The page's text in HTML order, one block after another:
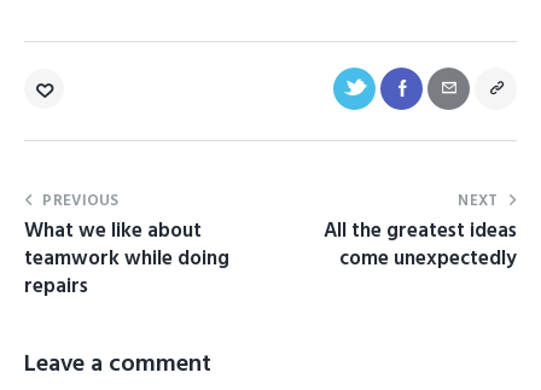
PREVIOUS
What we like about
teamwork while doing
repairs
NEXT
All the greatest ideas
come unexpectedly
Leave a comment